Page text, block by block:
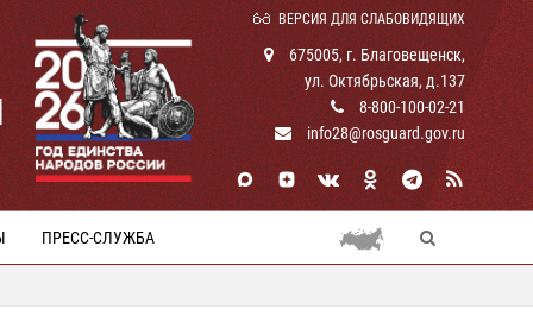
ВЕРСИЯ ДЛЯ СЛАБОВИДЯЩИХ
675005, г. Благовещенск,
ул. Октябрьская, д.137
8-800-100-02-21
info28@rosguard.gov.ru
ПРЕСС-СЛУЖБА